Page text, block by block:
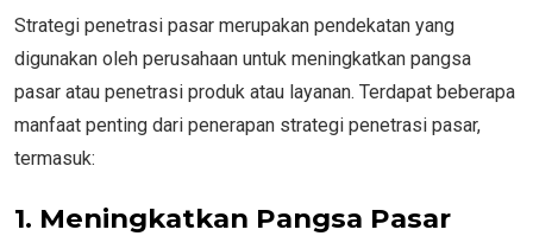
Strategi penetrasi pasar merupakan pendekatan yang
digunakan oleh perusahaan untuk meningkatkan pangsa
pasar atau penetrasi produk atau layanan. Terdapat beberapa
manfaat penting dari penerapan strategi penetrasi pasar,
termasuk:
1. Meningkatkan Pangsa Pasar